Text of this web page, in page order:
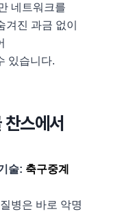
네트워크를
진 과금 없이
있습니다.
스에서
술: 축구중계
병은 바로 악명